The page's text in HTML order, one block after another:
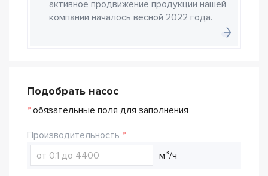
активное продвижение продукции нашей
компании началось весной 2022 года.
Подобрать насос
* обязательные поля для заполнения
Производительность
м³/ч